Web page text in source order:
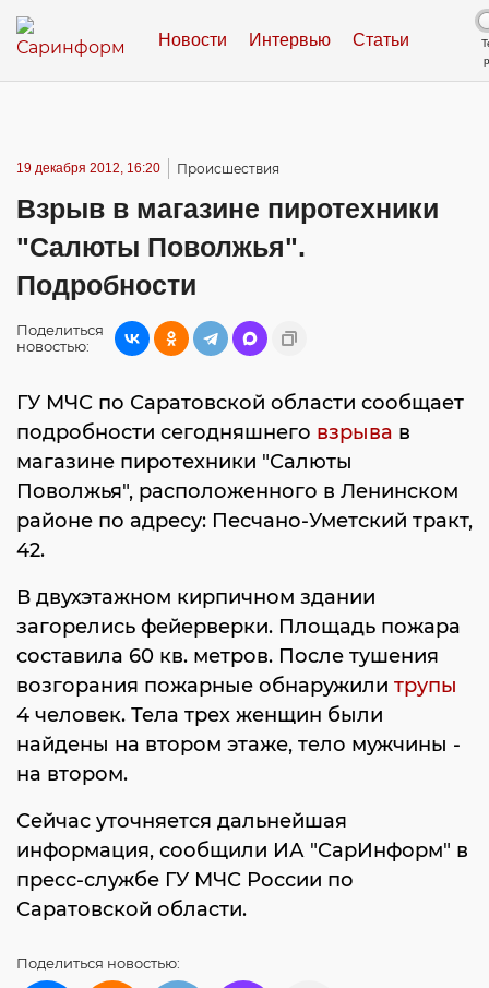
Новости Интервью Статьи
19 декабря 2012, 16:20 Происшествия
Взрыв в магазине пиротехники
"Салюты Поволжья".
Подробности
Поделиться
новостью:
ГУ МЧС по Саратовской области сообщает
подробности сегодняшнего взрыва в
магазине пиротехники "Салюты
Поволжья", расположенного в Ленинском
районе по адресу: Песчано-Уметский тракт,
42.
В двухэтажном кирпичном здании
загорелись фейерверки. Площадь пожара
составила 60 кв. метров. После тушения
возгорания пожарные обнаружили трупы
4 человек. Тела трех женщин были
найдены на втором этаже, тело мужчины -
на втором.
Сейчас уточняется дальнейшая
информация, сообщили ИА "СарИнформ" в
пресс-службе ГУ МЧС России по
Саратовской области.
Поделиться новостью: